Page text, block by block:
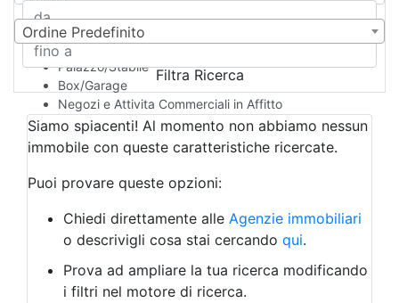
Camera d'Albergo
Multiproprietà
Palazzo/Stabile
Box/Garage
Negozi e Attivita Commerciali in Affitto
Qualsiasi
Attività/Licenza Commerciale
Azienda Agricola
Bar/Ristorante
Albergo
Laboratorio Artigianale
Negozio/locale commerciale
Agriturismo
Magazzini
Ordine Predefinito
Filtra Ricerca
Siamo spiacenti! Al momento non abbiamo nessun
immobile con queste caratteristiche ricercate.
Puoi provare queste opzioni:
Chiedi direttamente alle Agenzie immobiliari
o descrivigli cosa stai cercando qui.
Prova ad ampliare la tua ricerca modificando
i filtri nel motore di ricerca.